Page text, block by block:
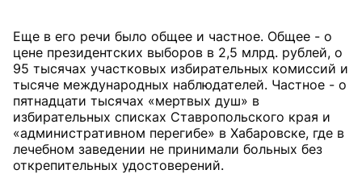
Еще в его речи было общее и частное. Общее - о
цене президентских выборов в 2,5 млрд. рублей, о
95 тысячах участковых избирательных комиссий и
тысяче международных наблюдателей. Частное - о
пятнадцати тысячах «мертвых душ» в
избирательных списках Ставропольского края и
«административном перегибе» в Хабаровске, где в
лечебном заведении не принимали больных без
открепительных удостоверений.